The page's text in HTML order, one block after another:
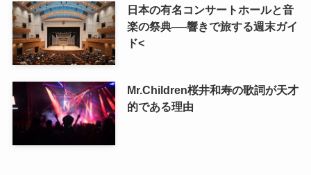
日本の有名コンサートホールと音
楽の祭典──響きで旅する週末ガイ
ド<
Mr.Children桜井和寿の歌詞が天才
的である理由